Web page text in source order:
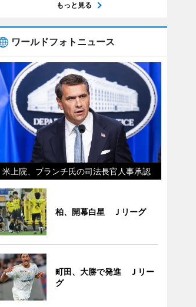
もっと見る
ワールドフォトニュース
米上院、ブランチ氏の司法長官人事承認
柏、開幕白星 Ｊリーグ
町田、大勝で発進 Ｊリー
グ